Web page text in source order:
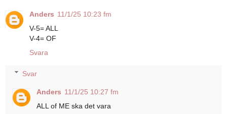
Anders 11/1/25 10:23 fm
V-5= ALL
V-4= OF
Svara
Svar
Anders 11/1/25 10:27 fm
ALL of ME ska det vara